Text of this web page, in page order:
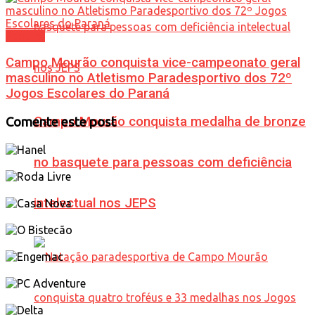
Campo Mourão conquista medalha de bronze
no basquete para pessoas com deficiência
intelectual nos JEPS
Campo Mourão conquista vice-campeonato geral
masculino no Atletismo Paradesportivo dos 72º
Jogos Escolares do Paraná
Comente este post